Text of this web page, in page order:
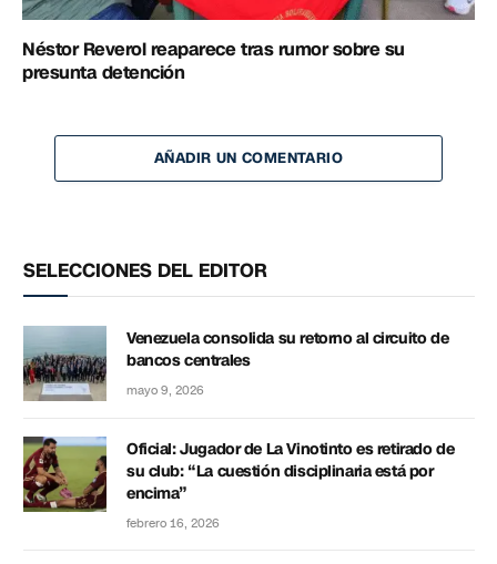
Néstor Reverol reaparece tras rumor sobre su
presunta detención
AÑADIR UN COMENTARIO
SELECCIONES DEL EDITOR
Venezuela consolida su retorno al circuito de
bancos centrales
mayo 9, 2026
Oficial: Jugador de La Vinotinto es retirado de
su club: “La cuestión disciplinaria está por
encima”
febrero 16, 2026